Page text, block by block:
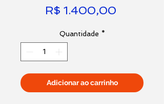
R$ 1.400,00
Quantidade *
Adicionar ao carrinho